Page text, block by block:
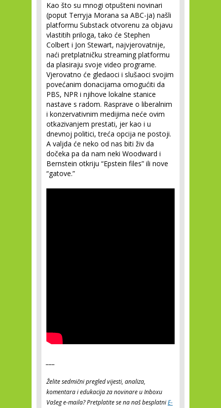
Kao što su mnogi otpušteni novinari
(poput Terryja Morana sa ABC-ja) našli
platformu Substack otvorenu za objavu
vlastitih priloga, tako će Stephen
Colbert i Jon Stewart, najvjerovatnije,
naći pretplatničku streaming platformu
da plasiraju svoje video programe.
Vjerovatno će gledaoci i slušaoci svojim
povećanim donacijama omogućiti da
PBS, NPR i njihove lokalne stanice
nastave s radom. Rasprave o liberalnim
i konzervativnim medijima neće ovim
otkazivanjem prestati, jer kao i u
dnevnoj politici, treća opcija ne postoji.
A valjda će neko od nas biti živ da
dočeka pa da nam neki Woodward i
Bernstein otkriju “Epstein files” ili nove
“gatove.”
Želite sedmični pregled vijesti, analiza,
komentara i edukacija za novinare u Inboxu
Vašeg e-maila? Pretplatite se na naš besplatniE-